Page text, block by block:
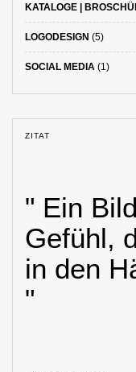
KATALOGE |
LOGODESIGN (5)
SOCIAL MEDIA (1)
ZITAT
" Ein
Gefühl,
in den
"